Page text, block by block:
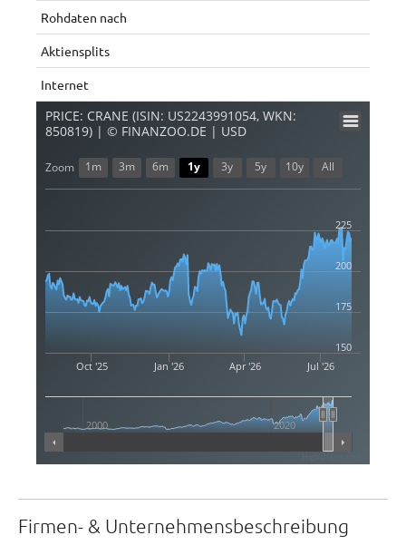
Rohdaten nach
Aktiensplits
Internet
PRICE: CRANE (ISIN: US2243991054, WKN:
850819) | © FINANZOO.DE | USD
Oct '25 Jan '26 Apr '26 Jul '26
2000 2020
150
200
175
225
Zoom 1m 3m 6m 1y 3y 5y 10y All
Firmen- & Unternehmensbeschreibung